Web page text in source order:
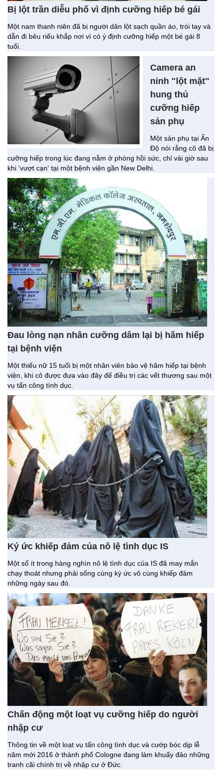
Bị lột trần diễu phố vì định cưỡng hiếp bé gái
Một nam thanh niên đã bị người dân lột sạch quần áo, trói tay và
dẫn đi bêu riếu khắp nơi vì có ý định cưỡng hiếp một bé gái 8
tuổi.
Camera an
ninh "lột mặt"
hung thủ
cưỡng hiếp
sản phụ
Một sản phụ tại Ấn
Độ nói rằng cô đã bị
cưỡng hiếp trong lúc đang nằm ở phòng hồi sức, chỉ vài giờ sau
khi 'vượt cạn' tại một bệnh viện gần New Delhi.
Đau lòng nạn nhân cưỡng dâm lại bị hãm hiếp
tại bệnh viện
Một thiếu nữ 15 tuổi bị một nhân viên bảo vệ hãm hiếp tại bệnh
viện, khi cô được đưa vào đây để điều trị các vết thương sau một
vụ tấn công tình dục.
Ký ức khiếp đảm của nô lệ tình dục IS
Một số ít trong hàng nghìn nô lệ tình dục của IS đã may mắn
chạy thoát nhưng phải sống cùng ký ức vô cùng khiếp đảm
những ngày sau đó.
Chấn động một loạt vụ cưỡng hiếp do người
nhập cư
Thông tin về một loạt vụ tấn công tình dục và cướp bóc dịp lễ
năm mới 2016 ở thành phố Cologne đang làm khuấy đảo những
tranh cãi chính trị về nhập cư ở Đức.